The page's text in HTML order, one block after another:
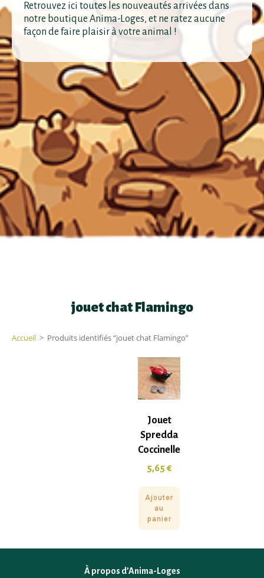
Retrouvez ici toutes les nouveautés arrivées dans
notre boutique Anima-Loges, et ne ratez aucune
façon de faire plaisir à votre animal !
jouet chat Flamingo
Accueil > Produits identifiés “jouet chat Flamingo”
Jouet
Spredda
Coccinelle
5,65 €
Ajouter
au
panier
À propos d’Anima-Loges